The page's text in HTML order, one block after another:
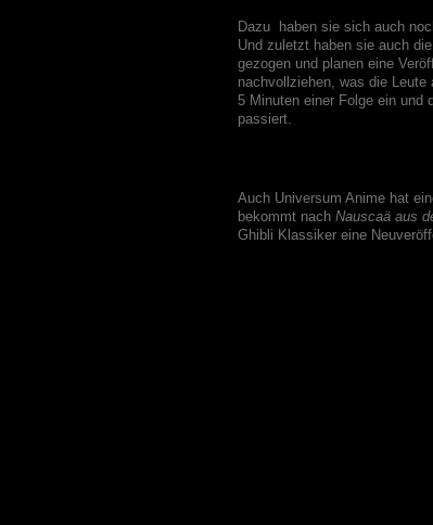
Dazu haben sie sich auch
Und zuletzt haben sie auch
gezogen und planen eine
nachvollziehen, was die
5 Minuten einer Folge ein und
passiert.
Auch Universum Anime hat
bekommt nach Nauscaä aus
Ghibli Klassiker eine